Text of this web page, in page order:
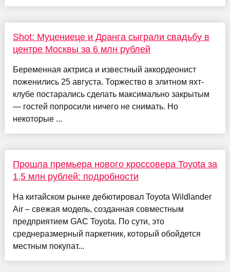
Shot: Муцениеце и Дранга сыграли свадьбу в
центре Москвы за 6 млн рублей
Беременная актриса и известный аккордеонист
поженились 25 августа. Торжество в элитном яхт-
клубе постарались сделать максимально закрытым
— гостей попросили ничего не снимать. Но
некоторые ...
Прошла премьера нового кроссовера Toyota за
1,5 млн рублей: подробности
На китайском рынке дебютировал Toyota Wildlander
Air – свежая модель, созданная совместным
предприятием GAC Toyota. По сути, это
среднеразмерный паркетник, который обойдется
местным покупат...